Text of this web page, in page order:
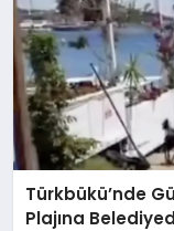
Türkbükü’nde
Plajına